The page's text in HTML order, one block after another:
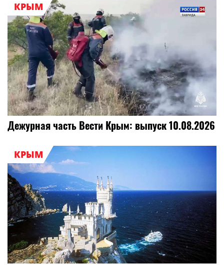
КРЫМ
Дежурная часть Вести Крым: выпуск 10.08.2026
КРЫМ